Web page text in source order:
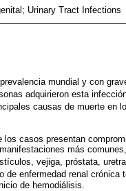
Urinary Tract Infections
mundial y con
adquirieron esta
causas de muerte en
casos presentan
más
vejiga, próstata,
enfermedad renal crónica
de hemodiálisis.